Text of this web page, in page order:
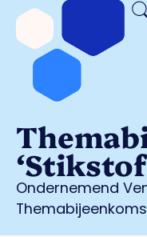
‘Stikstof
Ondernemend